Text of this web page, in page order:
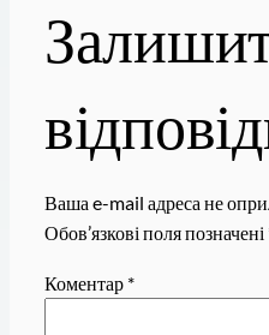
Ваша e-mail адреса не
Обов’язкові поля позначені
Коментар *